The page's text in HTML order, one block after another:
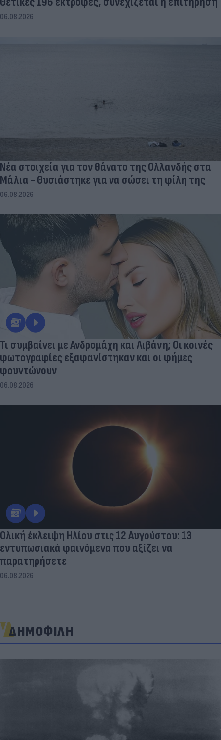
06.08.2026
Νέα στοιχεία για τον θάνατο της Ολλανδής στα
Μάλια - Θυσιάστηκε για να σώσει τη φίλη της
06.08.2026
Τι συμβαίνει με Ανδρομάχη και Λιβάνη; Οι κοινές
φωτογραφίες εξαφανίστηκαν και οι φήμες
φουντώνουν
06.08.2026
Ολική έκλειψη Ηλίου στις 12 Αυγούστου: 13
εντυπωσιακά φαινόμενα που αξίζει να
παρατηρήσετε
06.08.2026
ΔΗΜΟΦΙΛΗ